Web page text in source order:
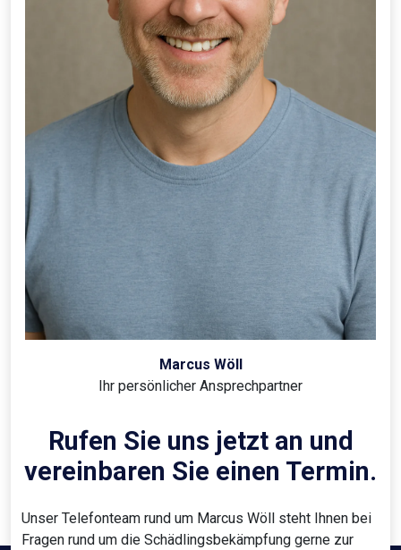
Marcus Wöll
Ihr persönlicher Ansprechpartner
Rufen Sie uns jetzt an und
vereinbaren Sie einen Termin.
Unser Telefonteam rund um Marcus Wöll steht Ihnen bei
Fragen rund um die Schädlingsbekämpfung gerne zur